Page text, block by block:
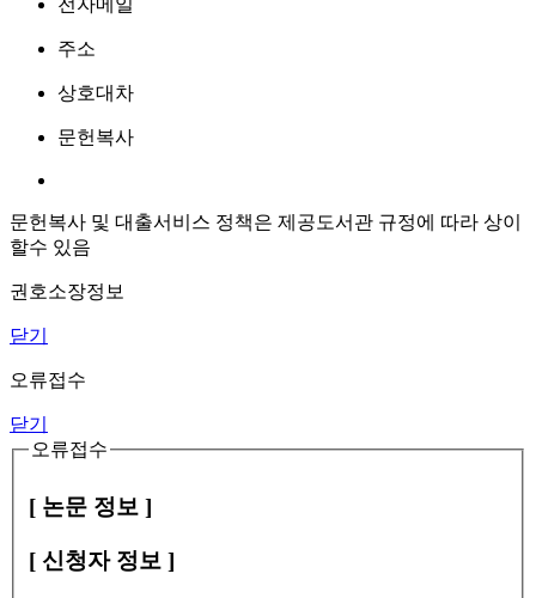
주소
상호대차
문헌복사
문헌복사 및 대출서비스 정책은 제공도서관 규정에 따라 상이
할수 있음
권호소장정보
닫기
오류접수
닫기
오류접수
[ 논문 정보 ]
[ 신청자 정보 ]